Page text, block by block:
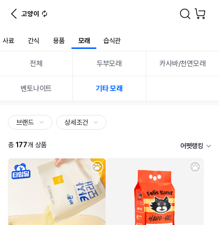
고양이
사료 간식 용품 모래 습식관
전체 두부모래 카사바/천연모래
벤토나이트 기타 모래
브랜드 상세조건
총 177개 상품 어펫랭킹